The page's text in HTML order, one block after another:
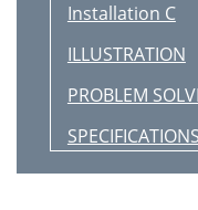
Installation C
ILLUSTRATION
PROBLEM
SPECIFICATIONS
We Service